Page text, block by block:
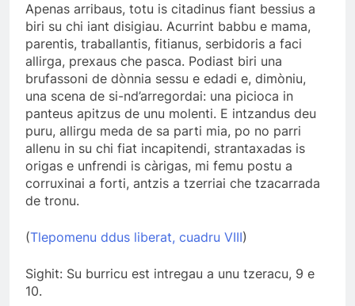
Apenas arribaus, totu is citadinus fiant bessius a
biri su chi iant disigiau. Acurrint babbu e mama,
parentis, traballantis, fitianus, serbidoris a faci
allirga, prexaus che pasca. Podiast biri una
brufassoni de dònnia sessu e edadi e, dimòniu,
una scena de si-nd’arregordai: una picioca in
panteus apitzus de unu molenti. E intzandus deu
puru, allirgu meda de sa parti mia, po no parri
allenu in su chi fiat incapitendi, strantaxadas is
origas e unfrendi is càrigas, mi femu postu a
corruxinai a forti, antzis a tzerriai che tzacarrada
de tronu.
(Tlepomenu ddus liberat, cuadru VIII)
Sighit: Su burricu est intregau a unu tzeracu, 9 e
10.